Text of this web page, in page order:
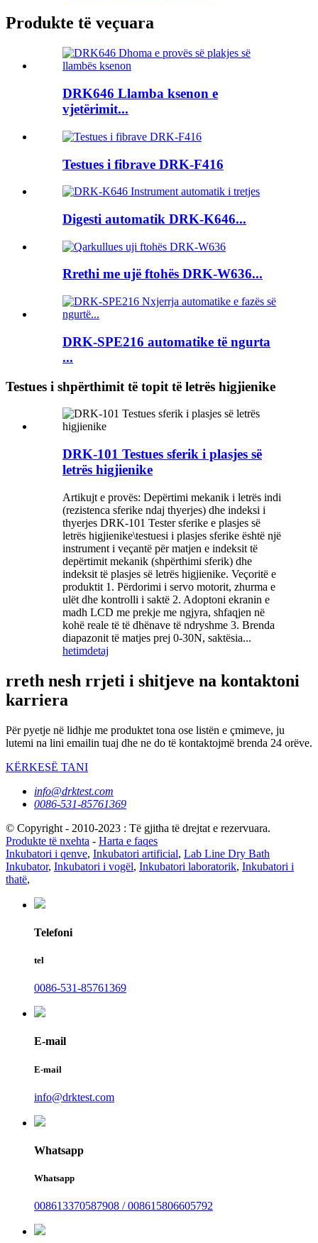
Produkte të veçuara
DRK646 Llamba ksenon e
vjetërimit...
Testues i fibrave DRK-F416
Digesti automatik DRK-K646...
Rrethi me ujë ftohës DRK-W636...
DRK-SPE216 automatike të ngurta
...
Testues i shpërthimit të topit të letrës higjienike
DRK-101 Testues sferik i plasjes së
letrës higjienike
Artikujt e provës: Depërtimi mekanik i letrës indi
(rezistenca sferike ndaj thyerjes) dhe indeksi i
thyerjes DRK-101 Tester sferike e plasjes së
letrës higjienike\testuesi i plasjes sferike është një
instrument i veçantë për matjen e indeksit të
depërtimit mekanik (shpërthimi sferik) dhe
indeksit të plasjes së letrës higjienike. Veçoritë e
produktit 1. Përdorimi i servo motorit, zhurma e
ulët dhe kontrolli i saktë 2. Adoptoni ekranin e
madh LCD me prekje me ngjyra, shfaqjen në
kohë reale të të dhënave të ndryshme 3. Brenda
diapazonit të matjes prej 0-30N, saktësia...
hetimdetaj
rreth nesh rrjeti i shitjeve na kontaktoni
karriera
Për pyetje në lidhje me produktet tona ose listën e çmimeve, ju
lutemi na lini emailin tuaj dhe ne do të kontaktojmë brenda 24 orëve.
KËRKESË TANI
info@drktest.com
0086-531-85761369
© Copyright - 2010-2023 : Të gjitha të drejtat e rezervuara.
Produkte të nxehta - Harta e faqes
Inkubatori i qenve, Inkubatori artificial, Lab Line Dry Bath
Inkubator, Inkubatori i vogël, Inkubatori laboratorik, Inkubatori i
thatë,
Telefoni
tel
0086-531-85761369
E-mail
E-mail
info@drktest.com
Whatsapp
Whatsapp
008613370587908 / 008615806605792